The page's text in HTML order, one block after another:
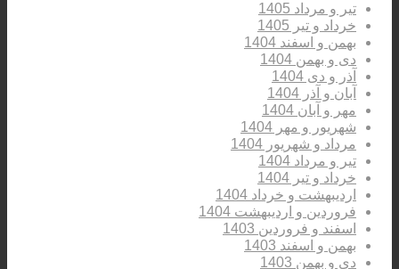
تیر و مرداد 1405
خرداد و تیر 1405
بهمن و اسفند 1404
دی و بهمن 1404
آذر و دی 1404
آبان و آذر 1404
مهر و آبان 1404
شهریور و مهر 1404
مرداد و شهریور 1404
تیر و مرداد 1404
خرداد و تیر 1404
اردیبهشت و خرداد 1404
فروردین و اردیبهشت 1404
اسفند و فروردین 1403
بهمن و اسفند 1403
دی و بهمن 1403